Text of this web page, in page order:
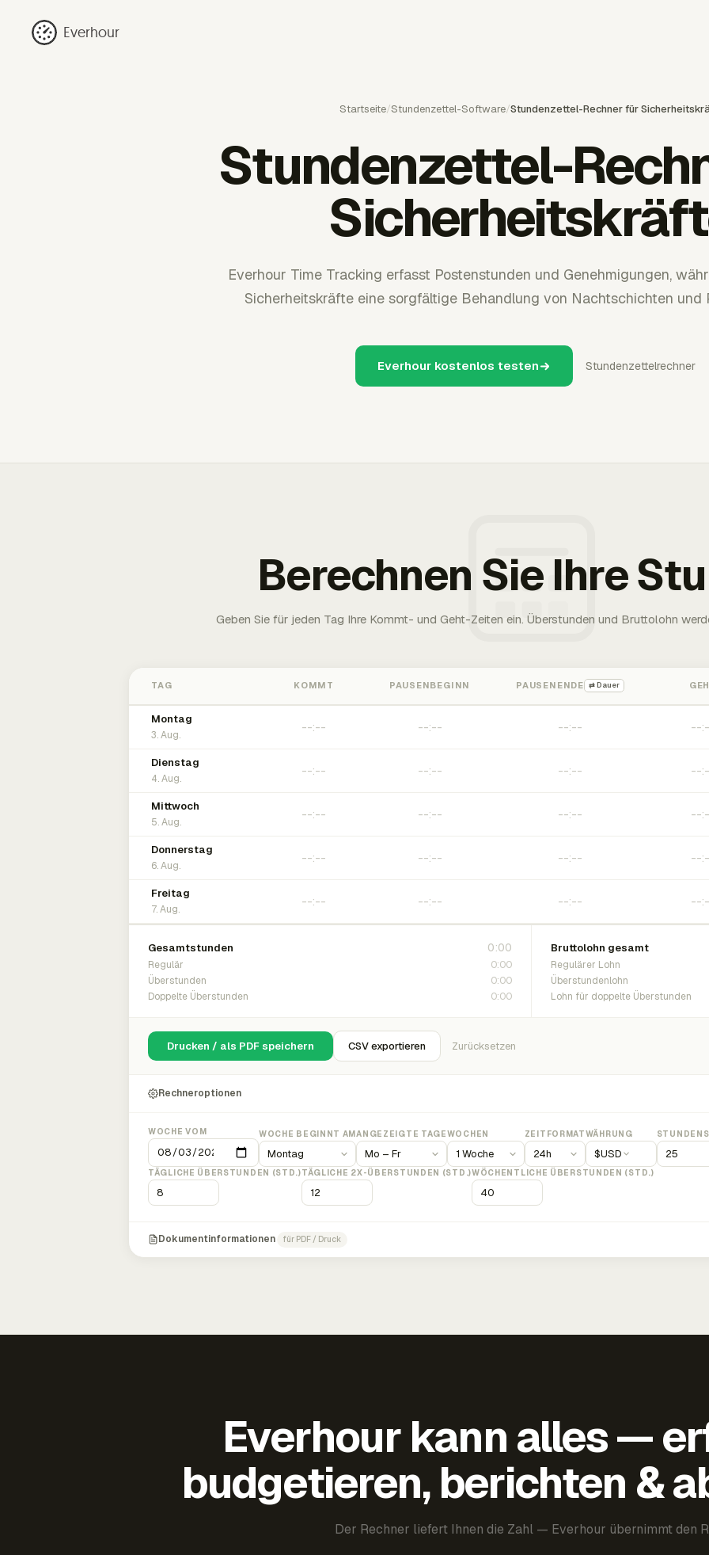
Everhour
Startseite/Stundenzettel-Software/Stundenzettel-Rechner für
Stundenzettel-
Everhour Time Tracking erfasst Postenstunden und Genehmigungen,
Sicherheitskräfte eine sorgfältige Behandlung von Nachtschichten und
Everhour kostenlos testen Stundenzettelrechner
Berechnen Sie Ihre
Geben Sie für jeden Tag Ihre Kommt- und Geht-Zeiten ein. Überstunden und Bruttolohn
TAG KOMMT PAUSENBEGINN PAUSENENDE ⇄ Dauer
Montag
3. Aug.
Dienstag
4. Aug.
Mittwoch
5. Aug.
Donnerstag
6. Aug.
Freitag
7. Aug.
Gesamtstunden 0:00
Regulär 0:00
Überstunden 0:00
Doppelte Überstunden 0:00
Bruttolohn gesamt
Regulärer Lohn
Überstundenlohn
Lohn für doppelte Überstunden
Drucken / als PDF speichern CSV exportieren Zurücksetzen
Rechneroptionen
WOCHE VOM WOCHE BEGINNT AMANGEZEIGTE TAGEWOCHEN ZEITFORMATWÄHRUNG
$USD
TÄGLICHE ÜBERSTUNDEN (STD.)TÄGLICHE 2X-ÜBERSTUNDEN (STD.)WÖCHENTLICHE ÜBERSTUNDEN (STD.)
Dokumentinformationen für PDF / Druck
Everhour kann alles —
budgetieren, berichten &
Der Rechner liefert Ihnen die Zahl — Everhour übernimmt den